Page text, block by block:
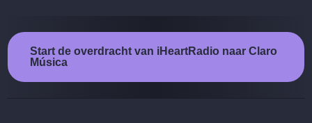
Start de overdracht van iHeartRadio naar Claro
Música